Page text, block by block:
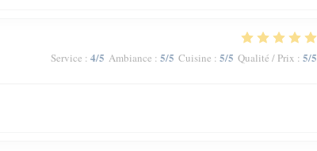
Service : 4/5 Ambiance : 5/5 Cuisine : 5/5 Qualité / Prix : 5/5